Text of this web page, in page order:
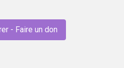
- Faire un don